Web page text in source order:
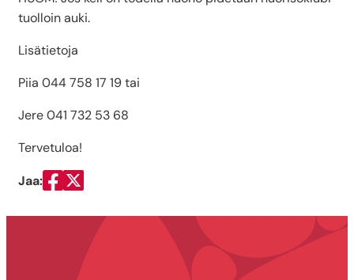
tuolloin auki.
Lisätietoja
Piia 044 758 17 19 tai
Jere 041 732 53 68
Tervetuloa!
Jaa:
Jaa Facebookissa
Jaa Twitterissä